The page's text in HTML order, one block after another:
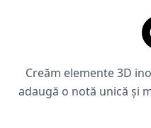
Creăm elemente 3D
adaugă o notă unică și